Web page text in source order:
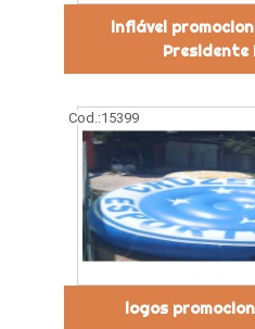
inflável
Presidente
Cod.:15399
logos